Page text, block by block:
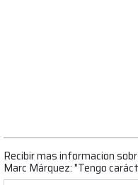
Recibir mas informacion
Marc Márquez: "Tengo